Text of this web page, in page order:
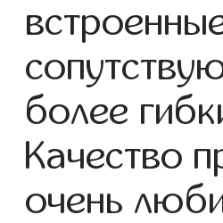
более
Качество
очень